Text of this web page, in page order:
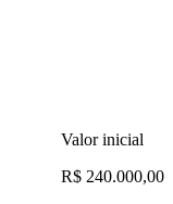
Valor inicial
R$ 240.000,00